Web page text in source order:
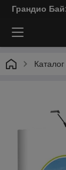
Грандио